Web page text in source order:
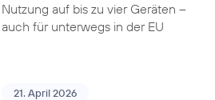
Nutzung auf bis zu vier Geräten –
auch für unterwegs in der EU
21. April 2026